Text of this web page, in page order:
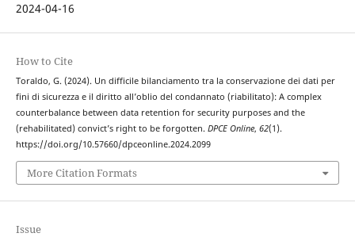
2024-04-16
How to Cite
Toraldo, G. (2024). Un difficile bilanciamento tra la conservazione dei dati per
fini di sicurezza e il diritto all’oblio del condannato (riabilitato): A complex
counterbalance between data retention for security purposes and the
(rehabilitated) convict’s right to be forgotten. DPCE Online, 62(1).
https://doi.org/10.57660/dpceonline.2024.2099
More Citation Formats
Issue